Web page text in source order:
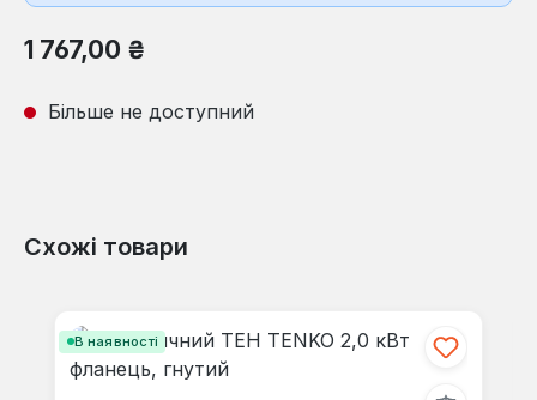
Звичайна ціна:
1 767,00 ₴
Більше не доступний
Схожі товари
В наявності